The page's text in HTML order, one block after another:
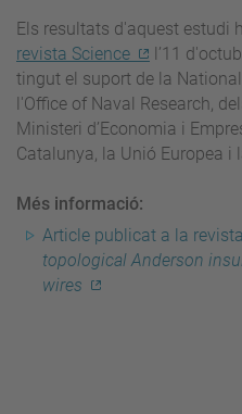
Els resultats d'aquest estudi
revista Science
l’11
tingut el suport de la
l'Office of Naval Research,
Ministeri d’Economia i
Catalunya, la Unió Europea i
Més informació:
Article publicat a la revista
topological Anderson
wires